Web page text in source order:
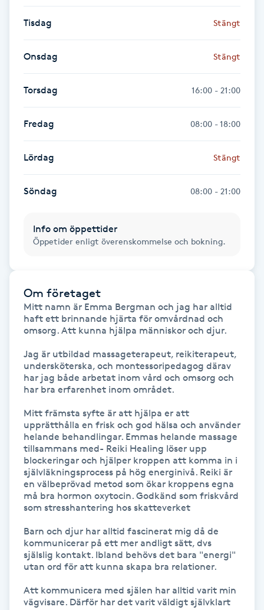
IPL hårborttagning
IR-massage
Keratinbehandling
Kinesisk medicin
Klangmassage
Klippning
Klippning & Slingor
Klippning ungdom
Koppningsmassage
Kosmetisk tatuering
Tisdag Stängt
Onsdag Stängt
Torsdag 16:00 - 21:00
Fredag 08:00 - 18:00
Lördag Stängt
Söndag 08:00 - 21:00
Info om öppettider
Öppetider enligt överenskommelse och bokning.
Om företaget
Mitt namn är Emma Bergman och jag har alltid
haft ett brinnande hjärta för omvårdnad och
omsorg. Att kunna hjälpa människor och djur.
Jag är utbildad massageterapeut, reikiterapeut,
undersköterska, och montessoripedagog därav
har jag både arbetat inom vård och omsorg och
har bra erfarenhet inom området.
Mitt främsta syfte är att hjälpa er att
upprätthålla en frisk och god hälsa och använder
helande behandlingar. Emmas helande massage
tillsammans med- Reiki Healing löser upp
blockeringar och hjälper kroppen att komma in i
självläkningsprocess på hög energinivå. Reiki är
en välbeprövad metod som ökar kroppens egna
må bra hormon oxytocin. Godkänd som friskvård
som stresshantering hos skatteverket
Barn och djur har alltid fascinerat mig då de
kommunicerar på ett mer andligt sätt, dvs
själslig kontakt. Ibland behövs det bara "energi"
utan ord för att kunna skapa bra relationer.
Att kommunicera med själen har alltid varit min
vägvisare. Därför har det varit väldigt självklart